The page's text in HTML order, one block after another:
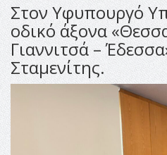
Στον Υφυπουργό
οδικό άξονα
Γιαννιτσά –
Σταμενίτης.